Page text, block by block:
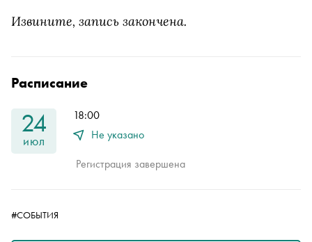
Извините, запись закончена.
Расписание
24
июл
18:00
Не указано
Регистрация завершена
#СОБЫТИЯ